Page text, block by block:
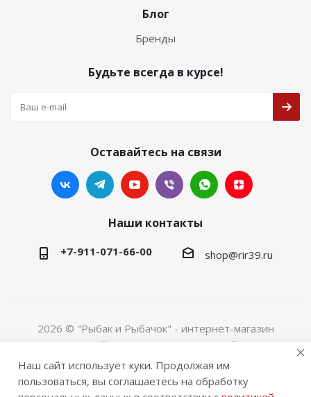
Блог
Бренды
Будьте всегда в курсе!
Оставайтесь на связи
Наши контакты
+7-911-071-66-00 shop@rir39.ru
2026 © "Рыбак и Рыбачок" - интернет-магазин
Информация сайта защищена законом об авторских
правах. Индивидуальный предприниматель Рогов
Сергей Юрьевич. ИНН 390600967290. ОГРНИП
Наш сайт использует куки. Продолжая им
пользоваться, вы соглашаетесь на обработку